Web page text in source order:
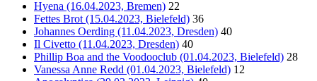
Hyena (16.04.2023, Bremen) 22
Fettes Brot (15.04.2023, Bielefeld) 36
Johannes Oerding (11.04.2023, Dresden) 40
Il Civetto (11.04.2023, Dresden) 40
Phillip Boa and the Voodooclub (01.04.2023, Bielefeld) 28
Vanessa Anne Redd (01.04.2023, Bielefeld) 12